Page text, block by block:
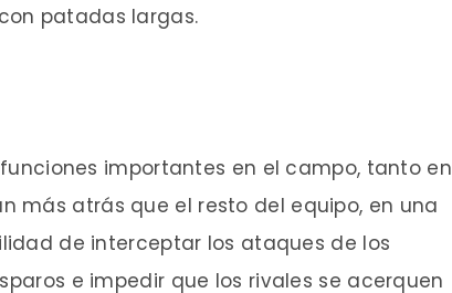
patadas largas.
importantes en el campo, tanto en
más atrás que el resto del equipo, en una
de interceptar los ataques de los
e impedir que los rivales se acerquen